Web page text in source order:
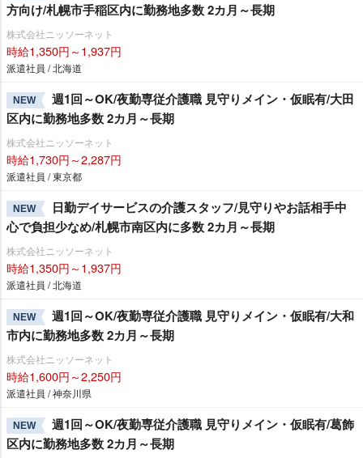
方向け/札幌市手稲区内に勤務地多数 2カ月～長期
株式会社ニッソーネット
時給1,350円～1,937円
派遣社員 / 北海道
NEW
週1回～OK/夜勤専従介護職 見守りメイン・仮眠有/大田
区内に勤務地多数 2カ月～長期
株式会社ニッソーネット
時給1,730円～2,287円
派遣社員 / 東京都
NEW
日勤デイサービスの介護スタッフ/見守りやお話相手中
心で負担少なめ/札幌市南区内に多数 2カ月～長期
株式会社ニッソーネット
時給1,350円～1,937円
派遣社員 / 北海道
NEW
週1回～OK/夜勤専従介護職 見守りメイン・仮眠有/大和
市内に勤務地多数 2カ月～長期
株式会社ニッソーネット
時給1,600円～2,250円
派遣社員 / 神奈川県
NEW
週1回～OK/夜勤専従介護職 見守りメイン・仮眠有/葛飾
区内に勤務地多数 2カ月～長期